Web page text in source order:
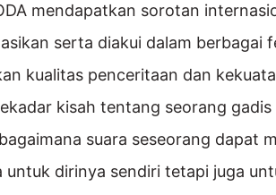
mendapatkan sorotan
serta diakui dalam berbagai
kualitas penceritaan dan
kisah tentang seorang
suara seseorang dapat
untuk dirinya sendiri tetapi juga